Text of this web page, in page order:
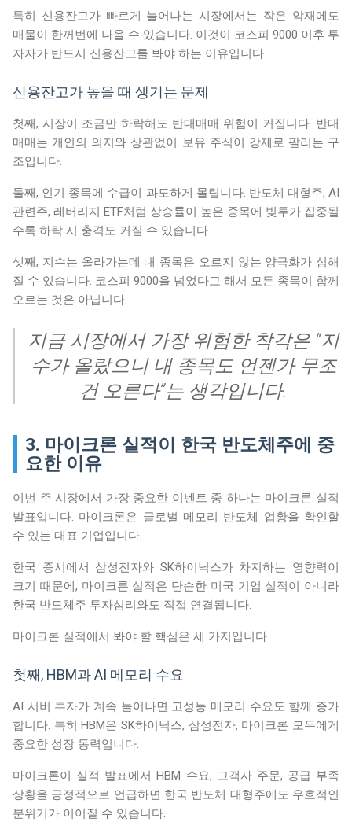
특히 신용잔고가 빠르게 늘어나는 시장에서는 작은 악재에도
매물이 한꺼번에 나올 수 있습니다. 이것이 코스피 9000 이후 투
자자가 반드시 신용잔고를 봐야 하는 이유입니다.
신용잔고가 높을 때 생기는 문제
첫째, 시장이 조금만 하락해도 반대매매 위험이 커집니다. 반대
매매는 개인의 의지와 상관없이 보유 주식이 강제로 팔리는 구
조입니다.
둘째, 인기 종목에 수급이 과도하게 몰립니다. 반도체 대형주, AI
관련주, 레버리지 ETF처럼 상승률이 높은 종목에 빚투가 집중될
수록 하락 시 충격도 커질 수 있습니다.
셋째, 지수는 올라가는데 내 종목은 오르지 않는 양극화가 심해
질 수 있습니다. 코스피 9000을 넘었다고 해서 모든 종목이 함께
오르는 것은 아닙니다.
지금 시장에서 가장 위험한 착각은 “지
수가 올랐으니 내 종목도 언젠가 무조
건 오른다”는 생각입니다.
3. 마이크론 실적이 한국 반도체주에 중
요한 이유
이번 주 시장에서 가장 중요한 이벤트 중 하나는 마이크론 실적
발표입니다. 마이크론은 글로벌 메모리 반도체 업황을 확인할
수 있는 대표 기업입니다.
한국 증시에서 삼성전자와 SK하이닉스가 차지하는 영향력이
크기 때문에, 마이크론 실적은 단순한 미국 기업 실적이 아니라
한국 반도체주 투자심리와도 직접 연결됩니다.
마이크론 실적에서 봐야 할 핵심은 세 가지입니다.
첫째, HBM과 AI 메모리 수요
AI 서버 투자가 계속 늘어나면 고성능 메모리 수요도 함께 증가
합니다. 특히 HBM은 SK하이닉스, 삼성전자, 마이크론 모두에게
중요한 성장 동력입니다.
마이크론이 실적 발표에서 HBM 수요, 고객사 주문, 공급 부족
상황을 긍정적으로 언급하면 한국 반도체 대형주에도 우호적인
분위기가 이어질 수 있습니다.